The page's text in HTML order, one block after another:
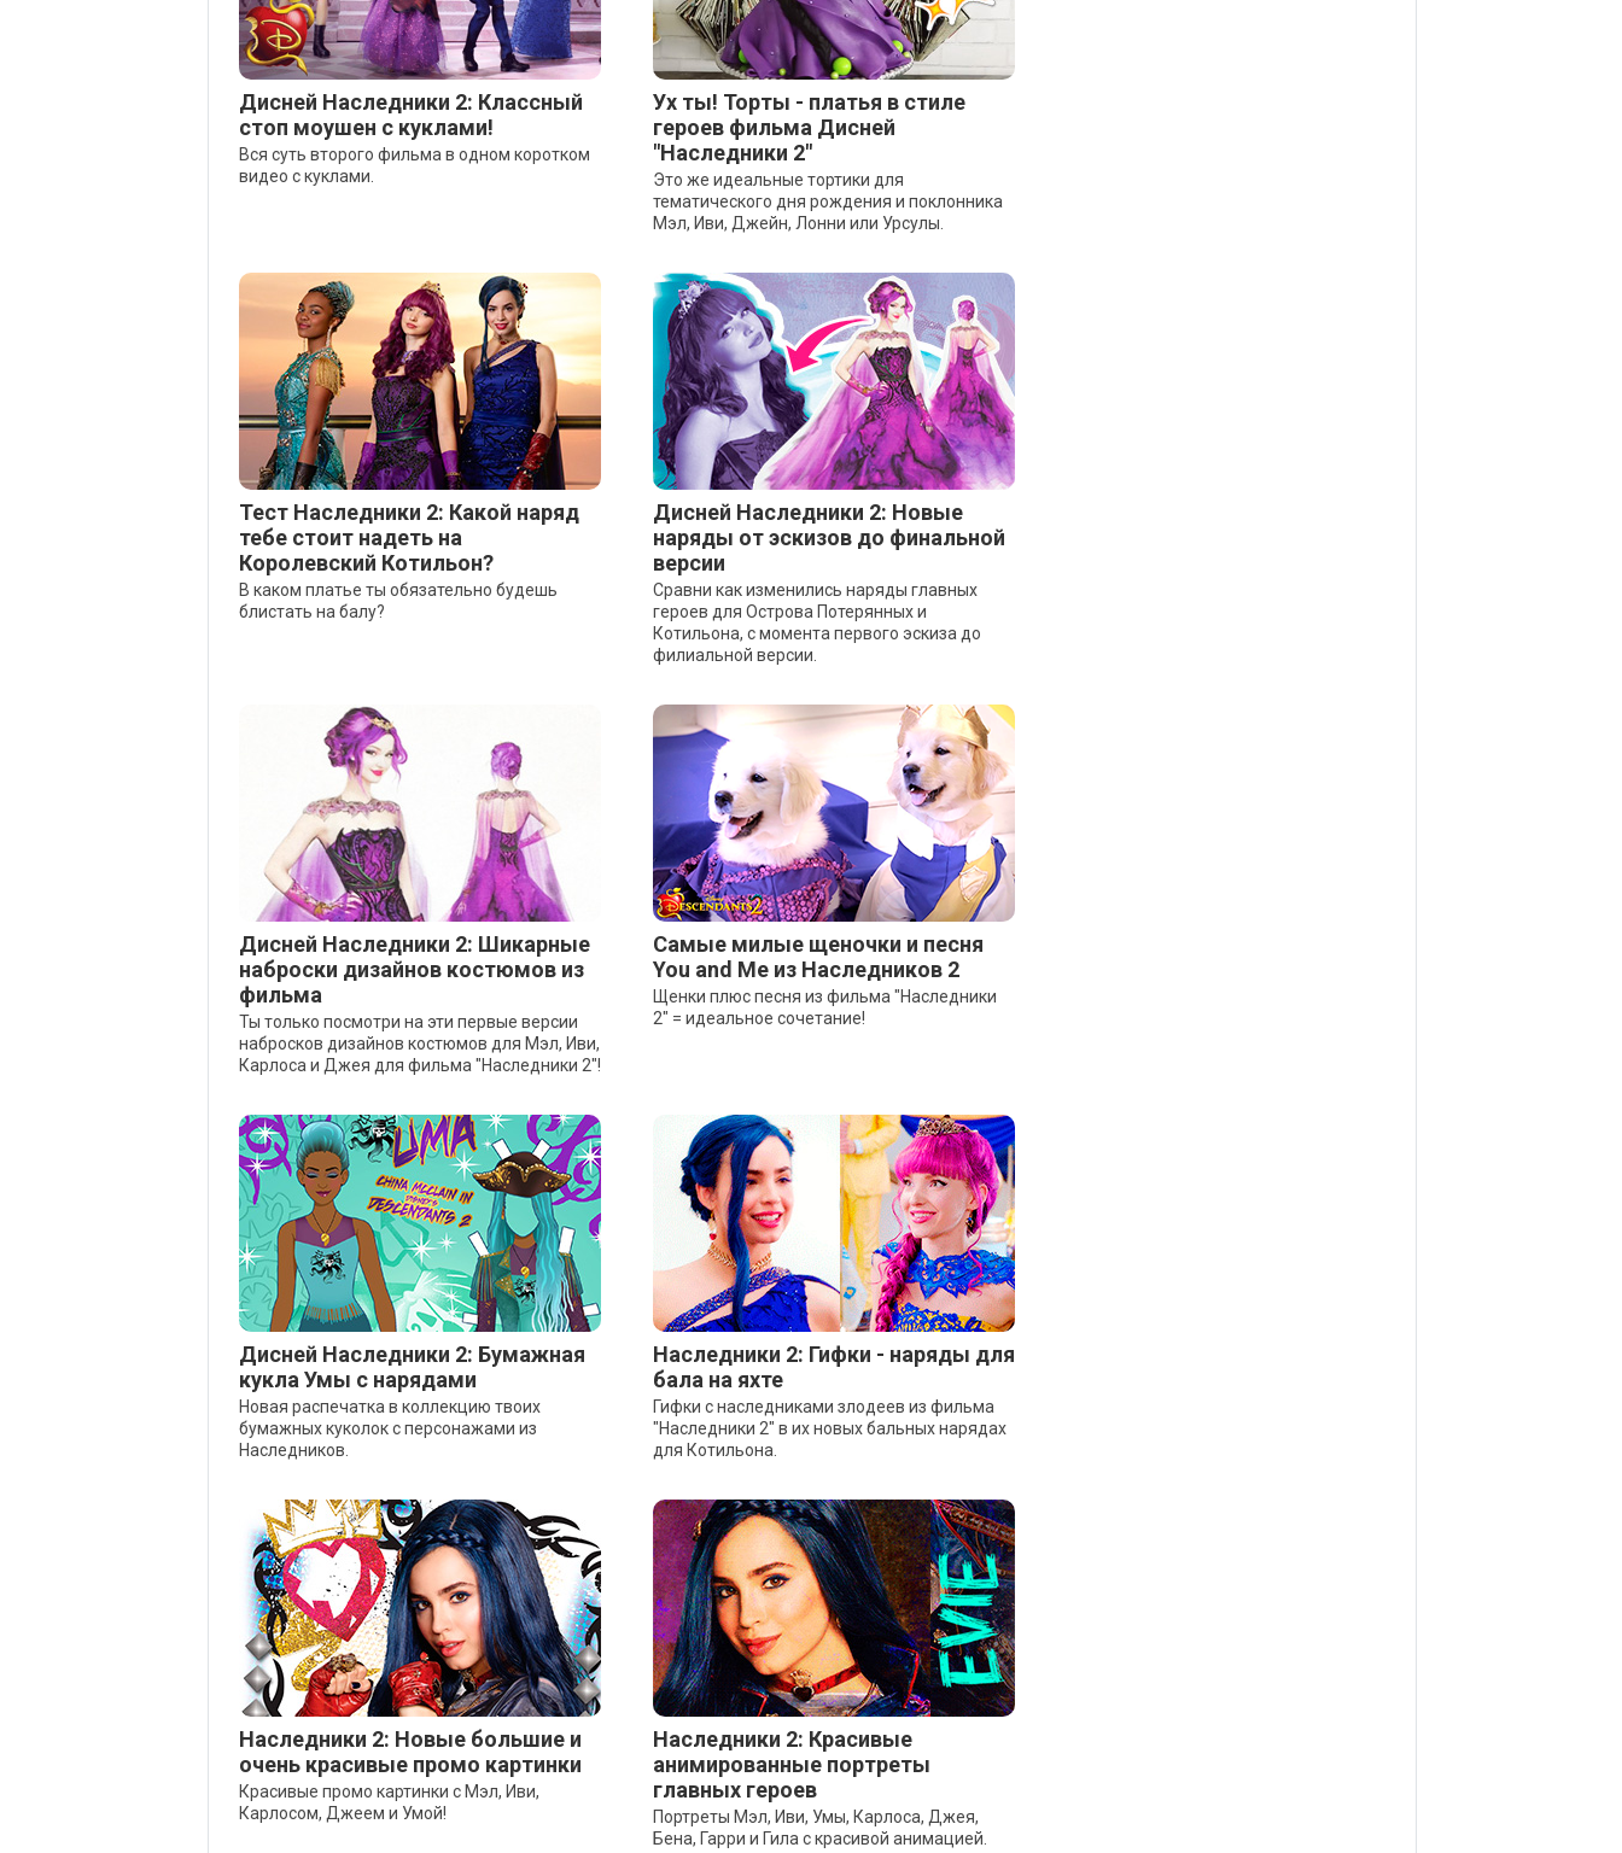
Дисней Наследники 2: Классный
стоп моушен с куклами!
Вся суть второго фильма в одном коротком
видео с куклами.
Ух ты! Торты - платья в стиле
героев фильма Дисней
"Наследники 2"
Это же идеальные тортики для
тематического дня рождения и поклонника
Мэл, Иви, Джейн, Лонни или Урсулы.
Тест Наследники 2: Какой наряд
тебе стоит надеть на
Королевский Котильон?
В каком платье ты обязательно будешь
блистать на балу?
Дисней Наследники 2: Новые
наряды от эскизов до финальной
версии
Сравни как изменились наряды главных
героев для Острова Потерянных и
Котильона, с момента первого эскиза до
филиальной версии.
Дисней Наследники 2: Шикарные
наброски дизайнов костюмов из
фильма
Ты только посмотри на эти первые версии
набросков дизайнов костюмов для Мэл, Иви,
Карлоса и Джея для фильма "Наследники 2"!
Самые милые щеночки и песня
You and Me из Наследников 2
Щенки плюс песня из фильма "Наследники
2" = идеальное сочетание!
Дисней Наследники 2: Бумажная
кукла Умы с нарядами
Новая распечатка в коллекцию твоих
бумажных куколок с персонажами из
Наследников.
Наследники 2: Гифки - наряды для
бала на яхте
Гифки с наследниками злодеев из фильма
"Наследники 2" в их новых бальных нарядах
для Котильона.
Наследники 2: Новые большие и
очень красивые промо картинки
Красивые промо картинки с Мэл, Иви,
Карлосом, Джеем и Умой!
Наследники 2: Красивые
анимированные портреты
главных героев
Портреты Мэл, Иви, Умы, Карлоса, Джея,
Бена, Гарри и Гила с красивой анимацией.